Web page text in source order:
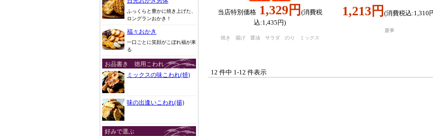
ふっくらと豊かに焼き上げた、
ロングランおかき！
福々おかき
一口ごとに笑顔がこぼれ福が来
る
お品書き 徳用こわれ
ミックスの味こわれ(焼)
味の出逢いこわれ(揚)
好みで選ぶ
当店特別価格 1,329円(消費税
込:1,435円)
焼き 揚げ 醤油 サラダ のり ミックス
1,213円 (消費税込:1,310
慶事
12 件中 1-12 件表示